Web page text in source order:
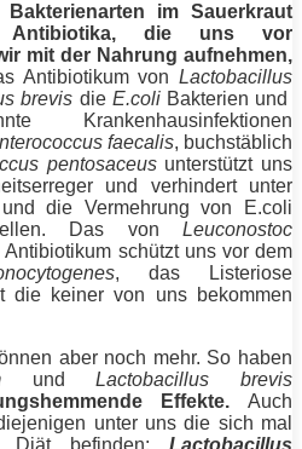
im Sauerkraut
Antibiotika, die uns vor
mit der Nahrung aufnehmen,
Antibiotikum von Lactobacillus
brevis die E.coli Bakterien und
faecalis, buchstäblich
pentosaceusunterstützt uns
und verhindert unter
die Vermehrung von E.coli
Das von Leuconostoc
Antibiotikum schützt uns vor dem
, das Listeriose
die keiner von uns bekommen
aber noch mehr. So haben
undLactobacillus brevis
Effekte. Auch
unter uns die sich mal
Diätbefinden:Lactobacillus